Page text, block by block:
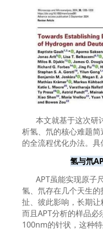
本文就基于这次研
析氢、氘的核心难题
的全流程优化办法。具
氢与氘
APT虽能实现原子
氢、氘存在几个天生
扯、彼此影响，长期让
而且APT分析的样品必
100nm的针状，这种